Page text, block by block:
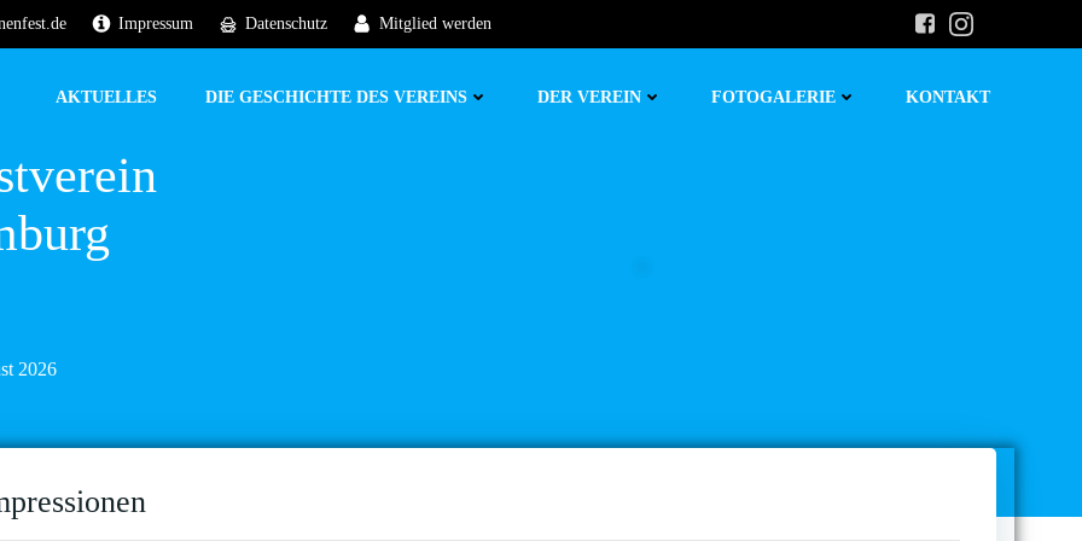
Impressum Datenschutz Mitglied werden
AKTUELLES DIE GESCHICHTE DES VEREINS DER VEREIN FOTOGALERIE KONTAKT
2026